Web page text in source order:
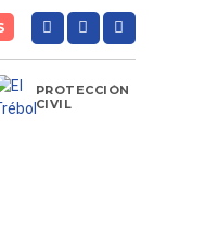
PROTECCIÓN
CIVIL